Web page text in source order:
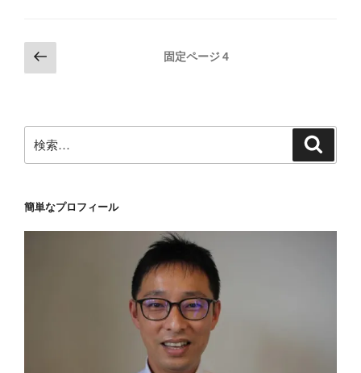
投
稿
ー
ジ
り
前
の
ジ
固定ページ4
索:
簡単なプロフィール